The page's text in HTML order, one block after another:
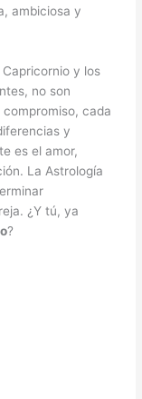
ambiciosa y
y los
no son
cada
y
es el amor,
La Astrología
¿Y tú, ya
?